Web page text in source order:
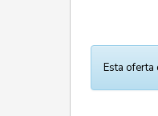
Esta oferta